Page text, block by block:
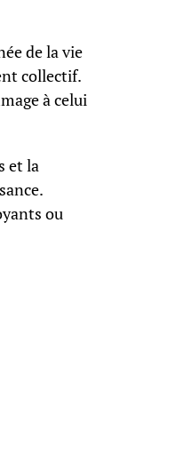
de la vie
collectif.
à celui
et la
ou